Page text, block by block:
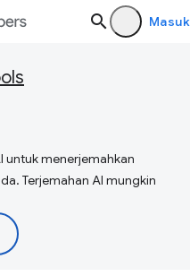
Masuk
untuk menerjemahkan
Terjemahan AI mungkin